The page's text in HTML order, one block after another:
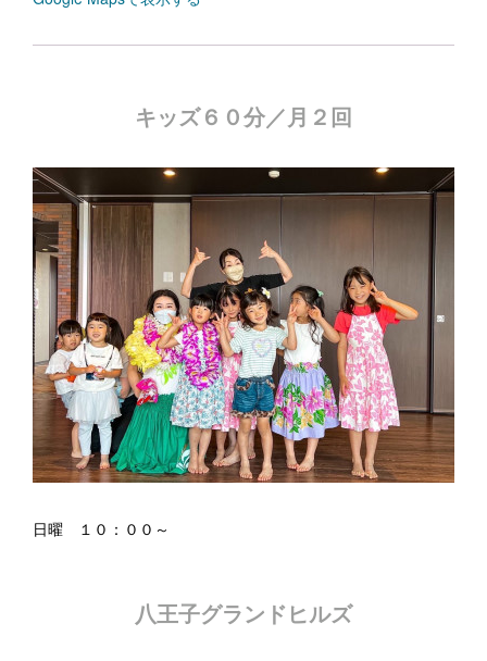
キッズ６０分／月２回
日曜 １０：００～
八王子グランドヒルズ